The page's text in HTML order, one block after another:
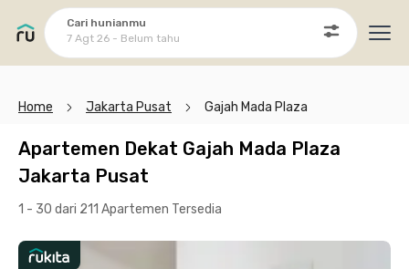
Cari hunianmu
7 Agt 26 - Belum tahu
Home Jakarta Pusat Gajah Mada Plaza
Apartemen Dekat Gajah Mada Plaza
Jakarta Pusat
1 - 30 dari 211 Apartemen Tersedia